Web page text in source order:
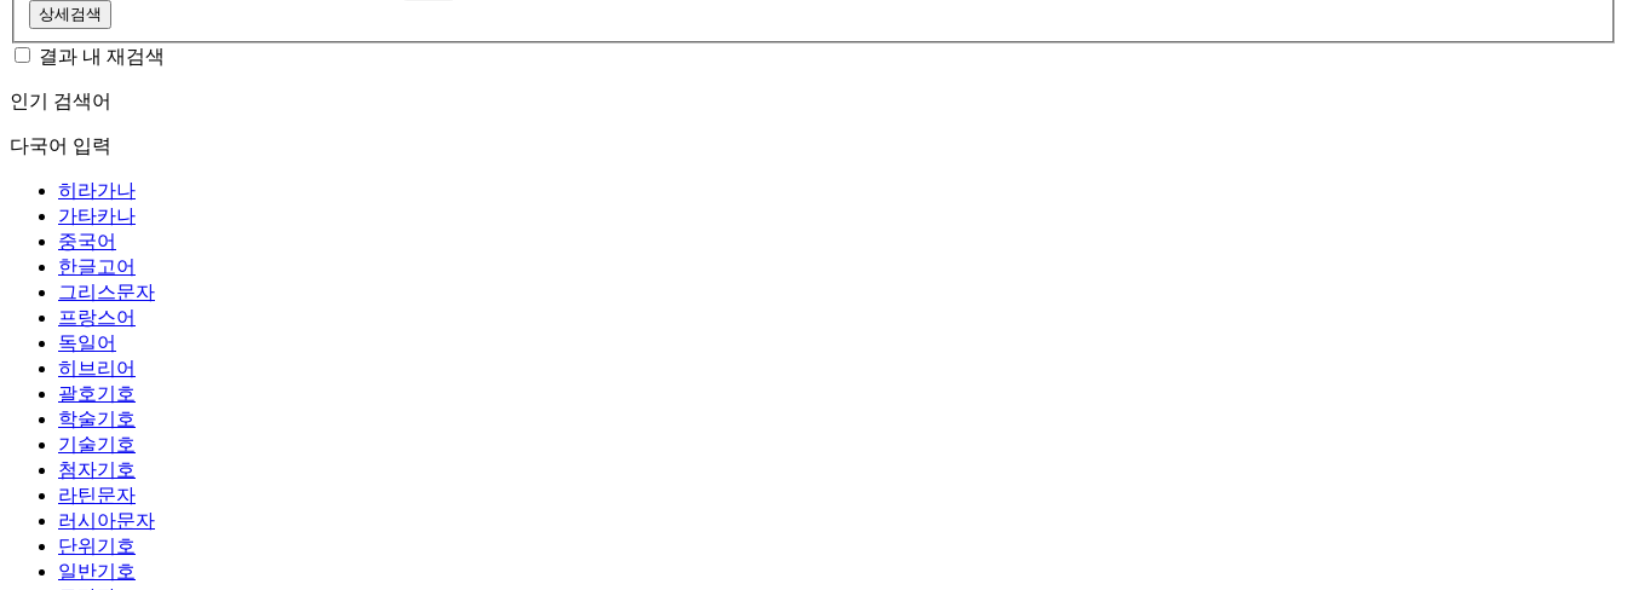
상세검색
결과 내 재검색
인기 검색어
다국어 입력
히라가나
가타카나
중국어
한글고어
그리스문자
프랑스어
독일어
히브리어
괄호기호
학술기호
기술기호
첨자기호
라틴문자
러시아문자
단위기호
일반기호